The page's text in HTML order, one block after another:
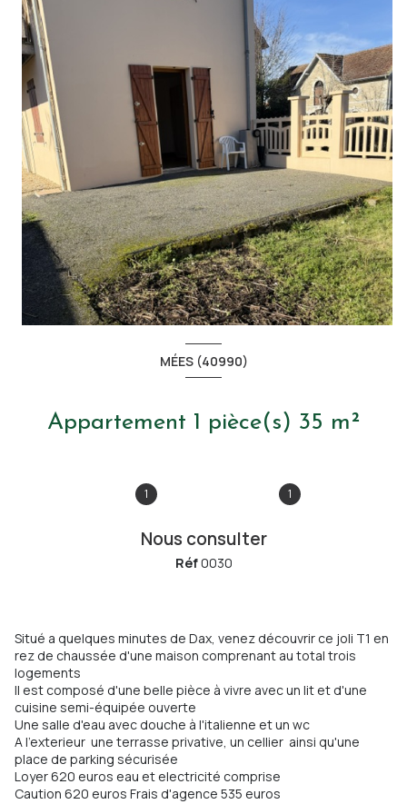
MÉES (40990)
Appartement 1 pièce(s) 35 m²
1 1
Nous consulter
Réf0030
Situé a quelques minutes de Dax, venez découvrir ce joli T1 en
rez de chaussée d'une maison comprenant au total trois
logements
Il est composé d'une belle pièce à vivre avec un lit et d'une
cuisine semi-équipée ouverte
Une salle d'eau avec douche à l'italienne et un wc
A l'exterieur une terrasse privative, un cellier ainsi qu'une
place de parking sécurisée
Loyer 620 euros eau et electricité comprise
Caution 620 euros Frais d'agence 535 euros